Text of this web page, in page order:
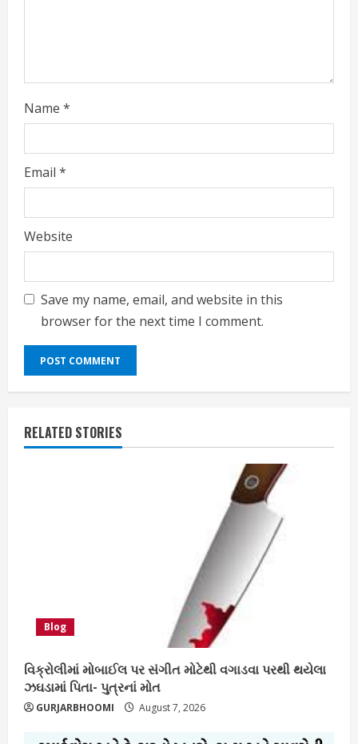
g
Name *
Email *
Website
Save my name, email, and website in this
browser for the next time I comment.
RELATED STORIES
Blog
વિક્રોલીમાં મોબાઈલ પર સંગીત મોટેથી વગાડવા પરથી થયેલા
ઝઘડામાં પિતા- પુત્રનાં મોત
GURJARBHOOMI August 7, 2026